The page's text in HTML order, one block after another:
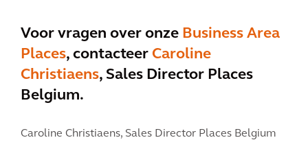
Voor vragen over onze Business Area
Places, contacteer Caroline
Christiaens, Sales Director Places
Belgium.
Caroline Christiaens, Sales Director Places Belgium